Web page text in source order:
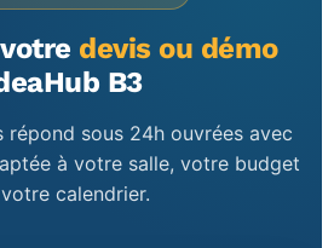
devis ou démo
B3
répond sous 24h ouvrées avec
à votre salle, votre budget
calendrier.